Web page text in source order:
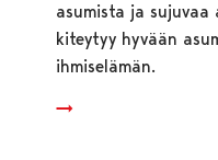
asumista ja sujuvaa
kiteytyy hyvään
ihmiselämän.